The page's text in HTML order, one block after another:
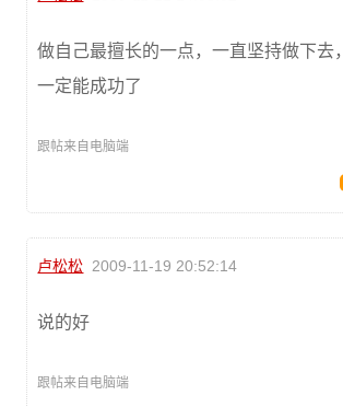
做自己最擅长的一点，一直坚持做下去
一定能成功了
跟帖来自电脑端
卢松松 2009-11-19 20:52:14
说的好
跟帖来自电脑端